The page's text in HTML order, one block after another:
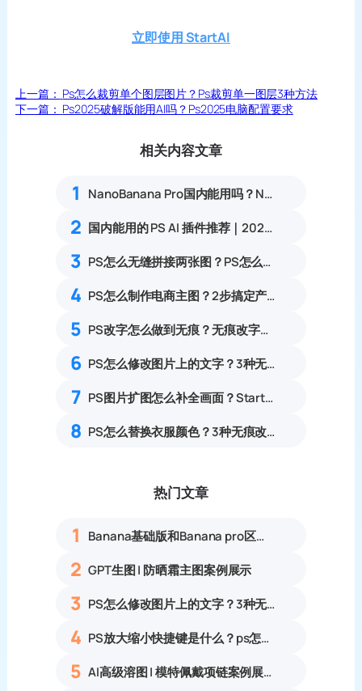
立即使用 StartAI
上一篇： Ps怎么裁剪单个图层图片？Ps裁剪单一图层3种方法
下一篇： Ps2025破解版能用AI吗？Ps2025电脑配置要求
相关内容文章
1 NanoBanana Pro国内能用吗？Nano banana使用教程
2 国内能用的 PS AI 插件推荐｜2026 4款AI插件最新实测
3 PS怎么无缝拼接两张图？PS怎么把两张图片合并到一起？
4 PS怎么制作电商主图？2步搞定产品白底图+主图
5 PS改字怎么做到无痕？无痕改字的3种方法
6 PS怎么修改图片上的文字？3种无痕改字方案，消除修复痕迹
7 PS图片扩图怎么补全画面？StartAI 3步搞定扩图高效方案
8 PS怎么替换衣服颜色？3种无痕改色保留纹理零基础教程
热门文章
1 Banana基础版和Banana pro区别对比丨具体案例应用+使用教程
2 GPT生图 | 防晒霜主图案例展示
3 PS怎么修改图片上的文字？3种无痕改字方法，新手也能搞定
4 PS放大缩小快捷键是什么？ps怎么把图片拉大拉小？
5 AI高级溶图 | 模特佩戴项链案例展示